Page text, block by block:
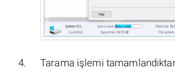
Tarama işlemi